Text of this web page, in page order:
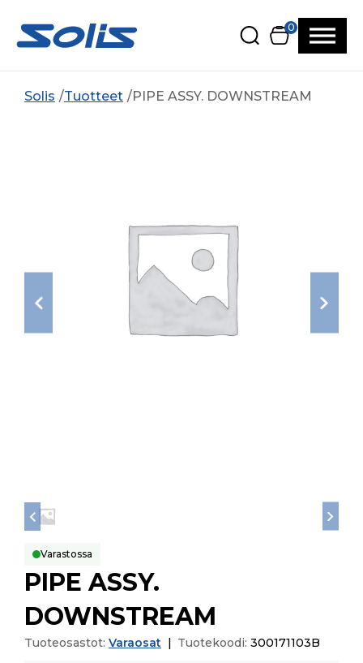
0
Solis Tuotteet PIPE ASSY. DOWNSTREAM
Varastossa
PIPE ASSY.
DOWNSTREAM
Tuoteosastot: Varaosat Tuotekoodi: 300171103B